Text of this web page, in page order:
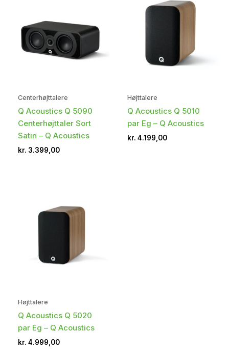
Centerhøjttalere
Q Acoustics Q 5090
Centerhøjttaler Sort
Satin – Q Acoustics
kr. 3.399,00
Højttalere
Q Acoustics Q 5010
par Eg – Q Acoustics
kr. 4.199,00
Højttalere
Q Acoustics Q 5020
par Eg – Q Acoustics
kr. 4.999,00